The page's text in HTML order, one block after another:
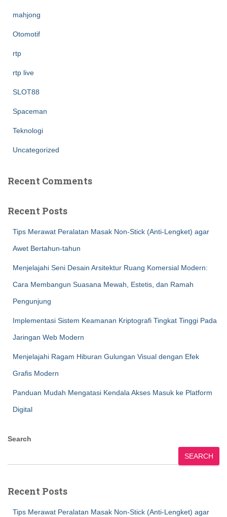
mahjong
Otomotif
rtp
rtp live
SLOT88
Spaceman
Teknologi
Uncategorized
Recent Comments
Recent Posts
Tips Merawat Peralatan Masak Non-Stick (Anti-Lengket) agar
Awet Bertahun-tahun
Menjelajahi Seni Desain Arsitektur Ruang Komersial Modern:
Cara Membangun Suasana Mewah, Estetis, dan Ramah
Pengunjung
Implementasi Sistem Keamanan Kriptografi Tingkat Tinggi Pada
Jaringan Web Modern
Menjelajahi Ragam Hiburan Gulungan Visual dengan Efek
Grafis Modern
Panduan Mudah Mengatasi Kendala Akses Masuk ke Platform
Digital
Search
SEARCH
Recent Posts
Tips Merawat Peralatan Masak Non-Stick (Anti-Lengket) agar